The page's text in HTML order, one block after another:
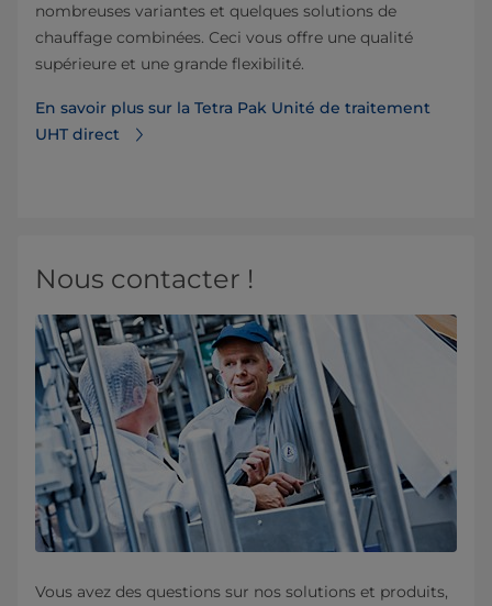
nombreuses variantes et quelques solutions de
chauffage combinées. Ceci vous offre une qualité
supérieure et une grande flexibilité.
En savoir plus sur la Tetra Pak Unité de traitement
UHT direct
Nous contacter !
Vous avez des questions sur nos solutions et produits,